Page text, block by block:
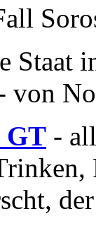
Staat
von
GT -